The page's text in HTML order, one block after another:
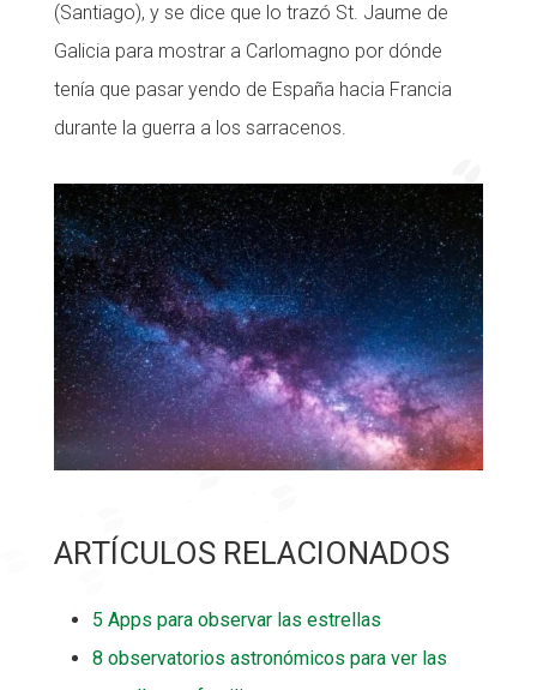
(Santiago), y se dice que lo trazó St. Jaume de
Galicia para mostrar a Carlomagno por dónde
tenía que pasar yendo de España hacia Francia
durante la guerra a los sarracenos.
ARTÍCULOS RELACIONADOS
5 Apps para observar las estrellas
8 observatorios astronómicos para ver las